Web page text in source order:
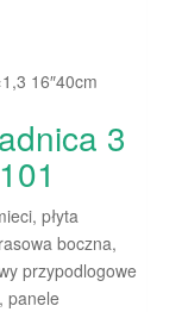
16″40cm
3
płyta
boczna,
przypodlogowe
panele